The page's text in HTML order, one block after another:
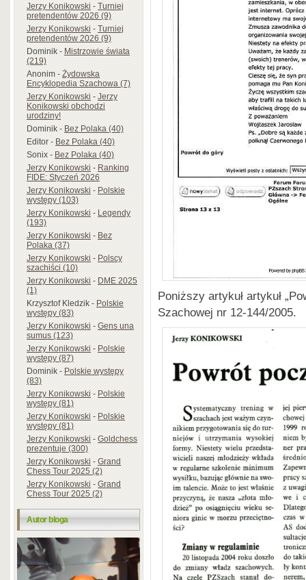
Jerzy Konikowski-Turniej
pretendentów 2026 (9)
Jerzy Konikowski-Turniej
pretendentów 2026 (9)
Dominik-Mistrzowie świata
(219)
Anonim-Żydowska
Encyklopedia Szachowa (7)
Jerzy Konikowski-Jerzy
Konikowski obchodzi
urodziny!
Dominik-Bez Polaka (40)
Editor-Bez Polaka (40)
Sonix-Bez Polaka (40)
Jerzy Konikowski-Ranking
FIDE: Styczeń 2026
Jerzy Konikowski-Polskie
występy (103)
Jerzy Konikowski-Legendy
(193)
Jerzy Konikowski-Bez
Polaka (37)
Jerzy Konikowski-Polscy
szachiści (10)
Jerzy Konikowski-DME 2025
(1)
Krzysztof Kledzik-Polskie
występy (83)
Jerzy Konikowski-Gens una
sumus (123)
Jerzy Konikowski-Polskie
występy (87)
Dominik-Polskie występy
(83)
Jerzy Konikowski-Polskie
występy (81)
Jerzy Konikowski-Polskie
występy (81)
Jerzy Konikowski-Goldchess
prezentuje (300)
Jerzy Konikowski-Grand
Chess Tour 2025 (2)
Jerzy Konikowski-Grand
Chess Tour 2025 (2)
Autor bloga
Poniższy artykuł artykuł
Szachowej nr 12-144/2005.